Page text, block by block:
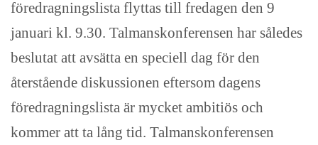
föredragningslista flyttas till fredagen den 9
januari kl. 9.30. Talmanskonferensen har således
beslutat att avsätta en speciell dag för den
återstående diskussionen eftersom dagens
föredragningslista är mycket ambitiös och
kommer att ta lång tid. Talmanskonferensen